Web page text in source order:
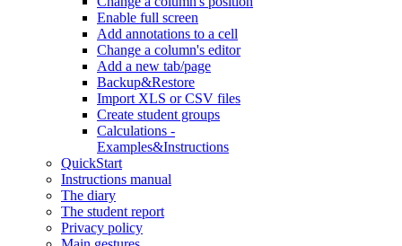
Enable full screen
Add annotations to a cell
Change a column's editor
Add a new tab/page
Backup&Restore
Import XLS or CSV files
Create student groups
Calculations -
Examples&Instructions
QuickStart
Instructions manual
The diary
The student report
Privacy policy